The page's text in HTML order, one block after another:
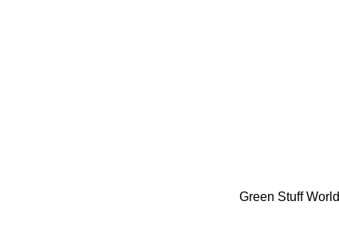
Green Stuff World